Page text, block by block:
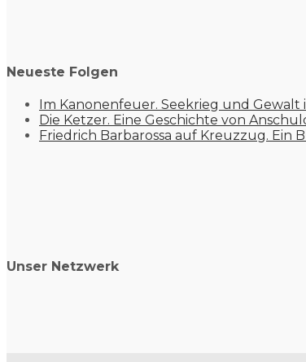
Neueste Folgen
Im Kanonenfeuer. Seekrieg und
Die Ketzer. Eine Geschichte von
Friedrich Barbarossa auf Kreuzzug. Ein
Unser Netzwerk